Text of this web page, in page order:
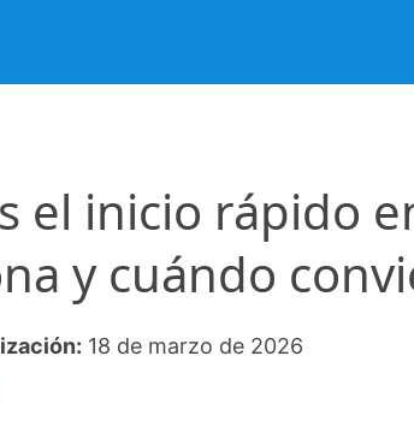
el inicio rápido
y cuándo
18 de marzo de 2026